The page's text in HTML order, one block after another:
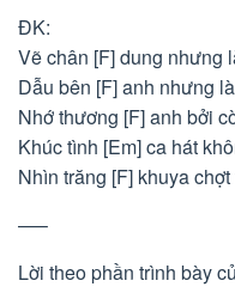
ĐK:
Vẽ chân [F] dung nhưng
Dẫu bên [F] anh nhưng
Nhớ thương [F] anh bởi
Khúc tình [Em] ca hát
Nhìn trăng [F] khuya
—–
Lời theo phần trình bày